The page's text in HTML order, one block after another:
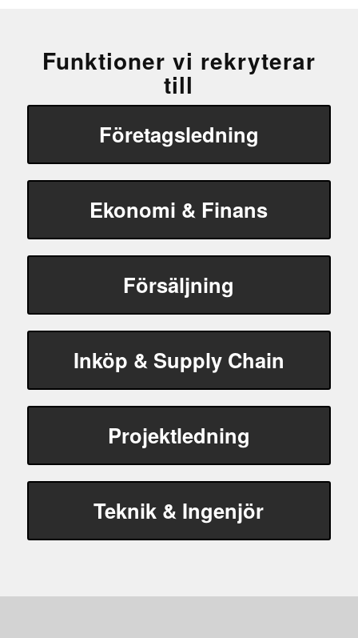
Funktioner vi rekryterar
till
Företagsledning
Ekonomi & Finans
Försäljning
Inköp & Supply Chain
Projektledning
Teknik & Ingenjör